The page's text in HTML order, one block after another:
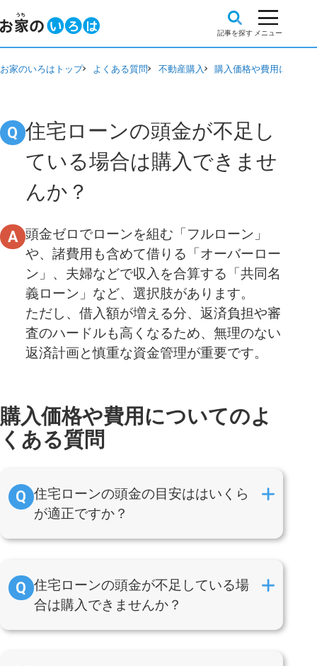
お家のいろはトップ よくある質問 不動産購入 購入価格や費用について
住宅ローンの頭金が不足し
ている場合は購入できませ
んか？
頭金ゼロでローンを組む「フルローン」
や、諸費用も含めて借りる「オーバーロー
ン」、夫婦などで収入を合算する「共同名
義ローン」など、選択肢があります。
ただし、借入額が増える分、返済負担や審
査のハードルも高くなるため、無理のない
返済計画と慎重な資金管理が重要です。
購入価格や費用についてのよ
くある質問
住宅ローンの頭金の目安ははいくら
が適正ですか？
住宅ローンの頭金が不足している場
合は購入できませんか？